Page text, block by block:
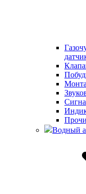
Водный